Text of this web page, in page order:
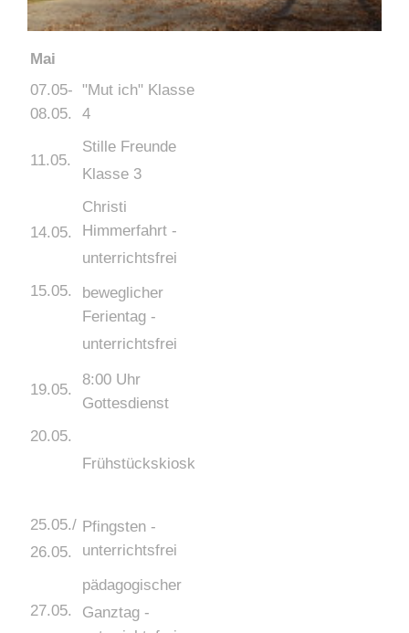
Mai
07.05-
08.05.
"Mut ich" Klasse
4
11.05.
Stille Freunde
Klasse 3
14.05.
Christi
Himmerfahrt -
unterrichtsfrei
15.05.
beweglicher
Ferientag -
unterrichtsfrei
19.05.
8:00 Uhr
Gottesdienst
20.05.
Frühstückskiosk
25.05./
26.05.
Pfingsten -
unterrichtsfrei
27.05.
pädagogischer
Ganztag -